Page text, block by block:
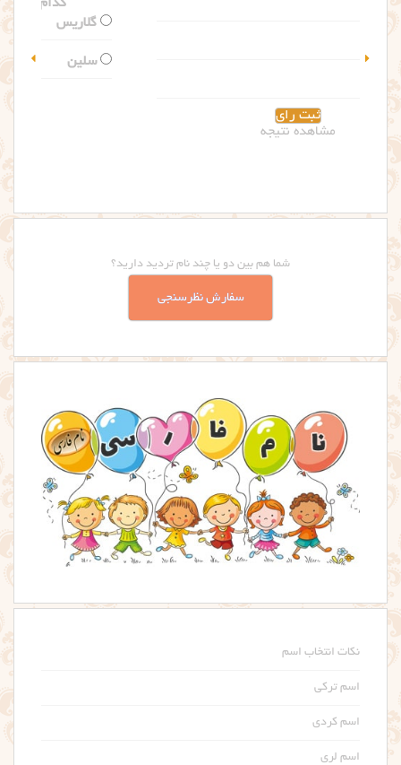
شما هم بین دو یا چند نام تردید دارید؟
سفارش نظرسنجی
نکات انتخاب اسم
اسم ترکی
اسم کردی
اسم لری